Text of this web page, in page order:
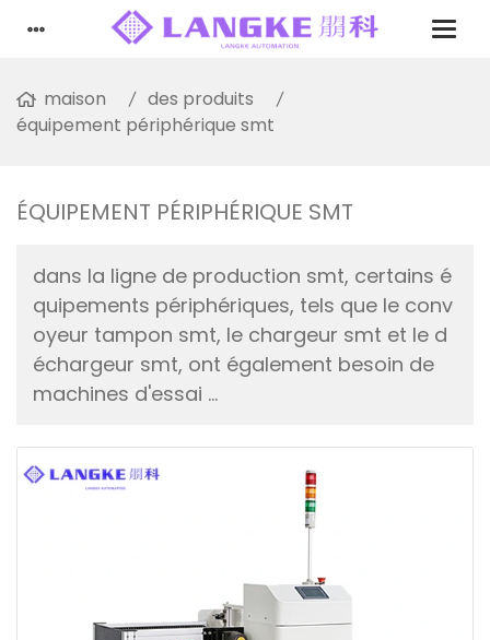
maison
des produits
équipement périphérique smt
ÉQUIPEMENT PÉRIPHÉRIQUE SMT
dans la ligne de production smt, certains é
quipements périphériques, tels que le conv
oyeur tampon smt, le chargeur smt et le d
échargeur smt, ont également besoin de
machines d'essai ...